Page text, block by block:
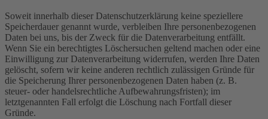
Soweit innerhalb dieser Datenschutzerklärung keine speziellere
Speicherdauer genannt wurde, verbleiben Ihre personenbezogenen
Daten bei uns, bis der Zweck für die Datenverarbeitung entfällt.
Wenn Sie ein berechtigtes Löschersuchen geltend machen oder eine
Einwilligung zur Datenverarbeitung widerrufen, werden Ihre Daten
gelöscht, sofern wir keine anderen rechtlich zulässigen Gründe für
die Speicherung Ihrer personenbezogenen Daten haben (z. B.
steuer- oder handelsrechtliche Aufbewahrungsfristen); im
letztgenannten Fall erfolgt die Löschung nach Fortfall dieser
Gründe.